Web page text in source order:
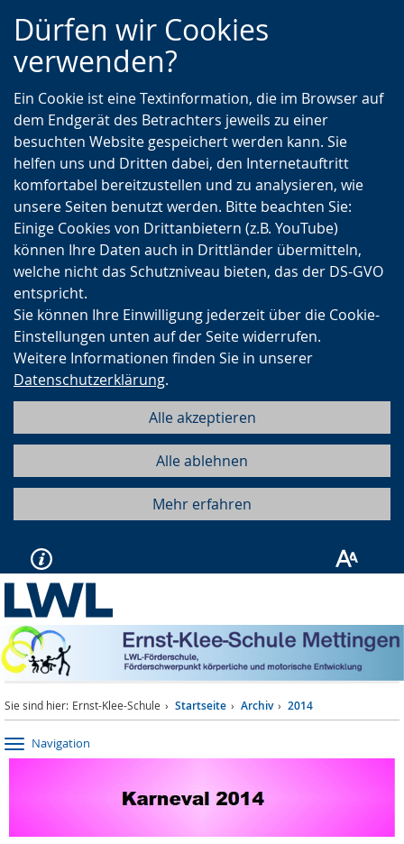
Zur
Hauptnavigation
Zur
Seitennavigation
Zum
Inhalt
Dürfen wir Cookies
verwenden?
Ein Cookie ist eine Textinformation, die im Browser auf
dem Endgerät des Betrachters jeweils zu einer
besuchten Website gespeichert werden kann. Sie
helfen uns und Dritten dabei, den Internetauftritt
komfortabel bereitzustellen und zu analysieren, wie
unsere Seiten benutzt werden. Bitte beachten Sie:
Einige Cookies von Drittanbietern (z.B. YouTube)
können Ihre Daten auch in Drittländer übermitteln,
welche nicht das Schutzniveau bieten, das der DS-GVO
entspricht.
Sie können Ihre Einwilligung jederzeit über die Cookie-
Einstellungen unten auf der Seite widerrufen.
Weitere Informationen finden Sie in unserer
Datenschutzerklärung.
Alle akzeptieren
Alle ablehnen
Mehr erfahren
Sie sind hier: Ernst-Klee-Schule Startseite Archiv 2014
Navigation